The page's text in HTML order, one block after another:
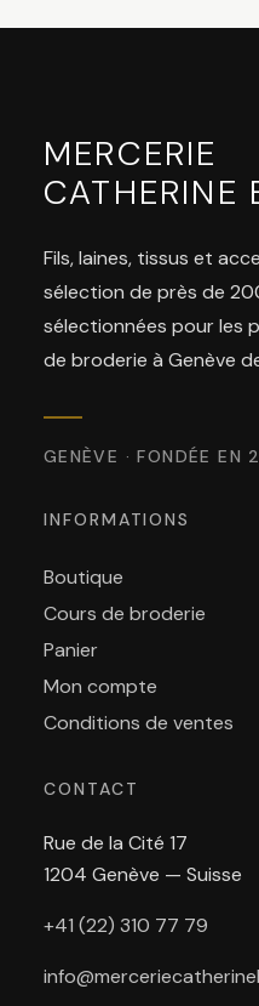
MERCERIE
CATHERINE
Fils, laines, tissus et
sélection de près de
sélectionnées pour les
de broderie à Genève
GENÈVE · FONDÉE EN
INFORMATIONS
Boutique
Cours de broderie
Panier
Mon compte
Conditions de ventes
CONTACT
Rue de la Cité 17
1204 Genève — Suisse
+41 (22) 310 77 79